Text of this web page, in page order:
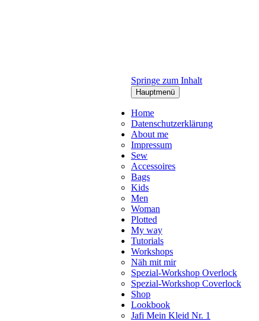
Springe zum Inhalt
Hauptmenü
Home
Datenschutzerklärung
About me
Impressum
Sew
Accessoires
Bags
Kids
Men
Woman
Plotted
My way
Tutorials
Workshops
Näh mit mir
Spezial-Workshop Overlock
Spezial-Workshop Coverlock
Shop
Lookbook
Jafi Mein Kleid Nr. 1